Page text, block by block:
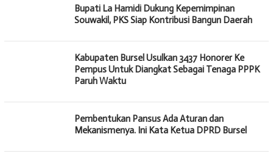
Bupati La Hamidi Dukung Kepemimpinan
Souwakil, PKS Siap Kontribusi Bangun Daerah
Kabupaten Bursel Usulkan 3437 Honorer Ke
Pempus Untuk Diangkat Sebagai Tenaga PPPK
Paruh Waktu
Pembentukan Pansus Ada Aturan dan
Mekanismenya. Ini Kata Ketua DPRD Bursel